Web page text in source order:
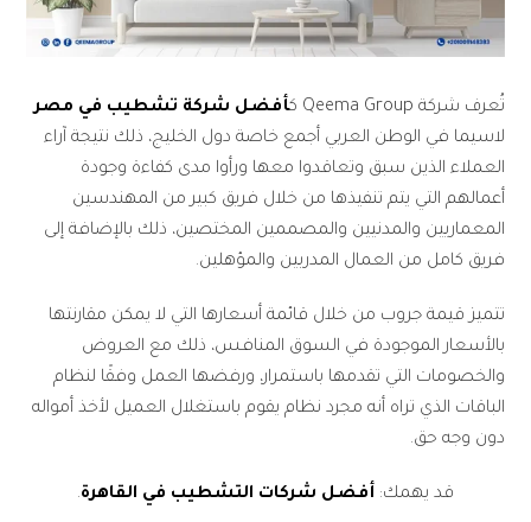
تُعرف شركة Qeema Group ك
أفضل شركة تشطيب في مصر
لاسيما في الوطن العربي أجمع خاصة دول الخليج، ذلك نتيجة آراء
العملاء الذين سبق وتعاقدوا معها ورأوا مدى كفاءة وجودة
أعمالهم التي يتم تنفيذها من خلال فريق كبير من المهندسين
المعماريين والمدنيين والمصممين المختصين، ذلك بالإضافة إلى
فريق كامل من العمال المدربين والمؤهلين.
تتميز قيمة جروب من خلال قائمة أسعارها التي لا يمكن مقارنتها
بالأسعار الموجودة في السوق المنافس، ذلك مع العروض
والخصومات التي تقدمها باستمرار، ورفضها العمل وفقًا لنظام
الباقات الذي تراه أنه مجرد نظام يقوم باستغلال العميل لأخذ أمواله
دون وجه حق.
قد يهمك: أفضل شركات التشطيب في القاهرة.